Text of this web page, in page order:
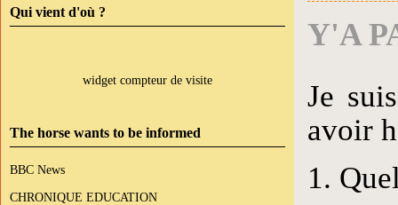
Qui vient d'où ?
widget compteur de visite
The horse wants to be informed
BBC News
CHRONIQUE EDUCATION
Y'A
Je
avoir
1.